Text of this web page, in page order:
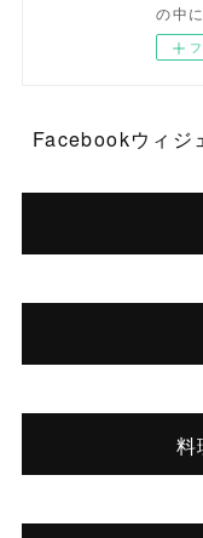
の中
Facebookウィジ
料